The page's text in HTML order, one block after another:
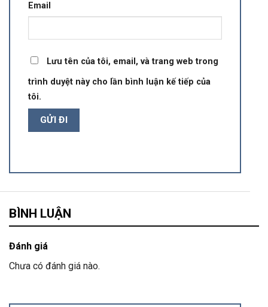
Email
Lưu tên của tôi, email, và trang web trong
trình duyệt này cho lần bình luận kế tiếp của
tôi.
BÌNH LUẬN
Đánh giá
Chưa có đánh giá nào.